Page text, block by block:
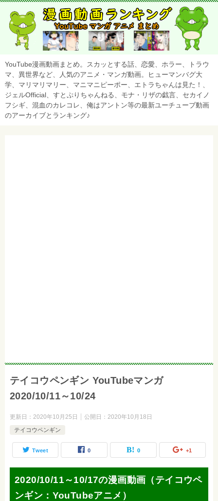
YouTube漫画動画まとめ。スカッとする話、恋愛、ホラー、トラウ
マ、異世界など、人気のアニメ・マンガ動画。ヒューマンバグ大
学、マリマリマリー、マニマニピーポー、エトラちゃんは見た！、
ジェルOfficial、すとぷりちゃんねる、モナ・リザの戯言、セカイノ
フシギ、混血のカレコレ、俺はアントン等の最新ユーチューブ動画
のアーカイブとランキング♪
テイコウペンギン YouTubeマンガ
2020/10/11～10/24
更新日： 2020年10月25日 公開日： 2020年10月18日
テイコウペンギン
Tweet 0 0 +1
2020/10/11～10/17の漫画動画（テイコウペ
ンギン：YouTubeアニメ）